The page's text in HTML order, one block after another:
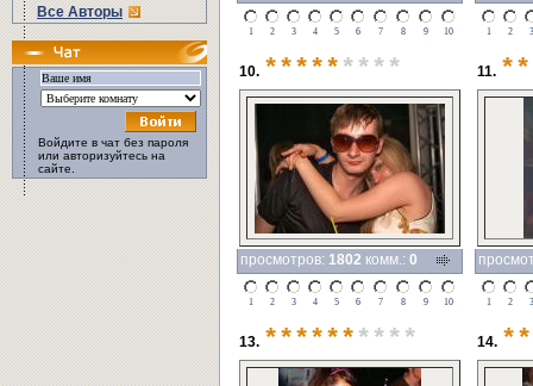
Все Авторы
Войдите в чат без пароля
или авторизуйтесь на
сайте.
1 2 3 4 5 6 7 8 9 10 1 2 3
10. ***** ****
просмотров: 1802 комм.: 0
1 2 3 4 5 6 7 8 9 10
11.
1 2 3
13. ****** **** 14.